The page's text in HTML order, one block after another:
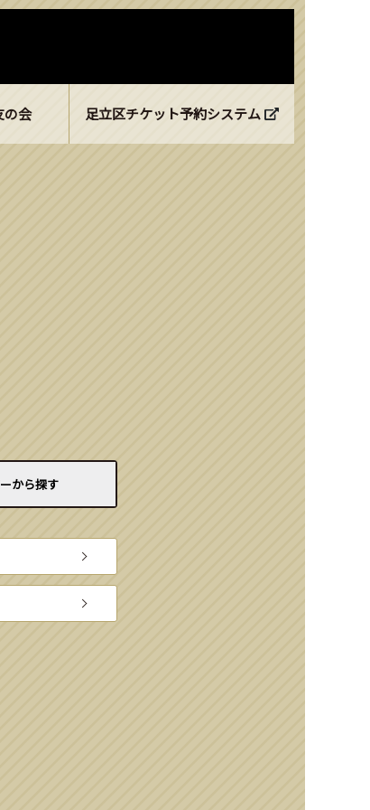
の会 足立区チケット予約システム
から探す